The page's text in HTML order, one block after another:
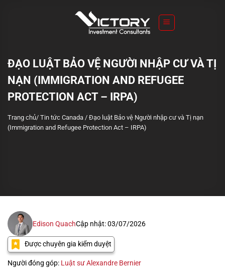
ĐẠO LUẬT BẢO VỆ NGƯỜI NHẬP CƯ VÀ TỊ
NẠN (IMMIGRATION AND REFUGEE
PROTECTION ACT – IRPA)
Trang chủ/ Tin tức Canada / Đạo luật Bảo vệ Người nhập cư và Tị nạn
(Immigration and Refugee Protection Act – IRPA)
Edison QuachCập nhật: 03/07/2026
Được chuyên gia kiểm duyệt
Người đóng góp: Luật sư Alexandre Bernier